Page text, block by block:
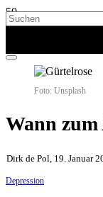
Foto: Unsplash
Wann zum
Dirk de Pol, 19. Januar
Depression